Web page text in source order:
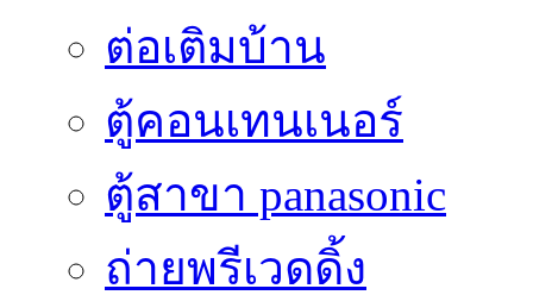
ต่อเติมบ้าน
ตู้คอนเทนเนอร์
ตู้สาขา panasonic
ถ่ายพรีเวดดิ้ง